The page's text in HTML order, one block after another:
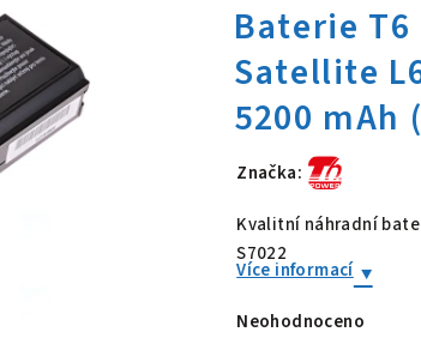
Značka:
Baterie
Kvalitní náhradní
S7022
Více informací
Průměrné
Neohodnoceno